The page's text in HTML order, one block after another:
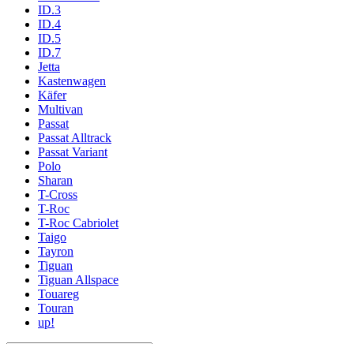
ID.3
ID.4
ID.5
ID.7
Jetta
Kastenwagen
Käfer
Multivan
Passat
Passat Alltrack
Passat Variant
Polo
Sharan
T-Cross
T-Roc
T-Roc Cabriolet
Taigo
Tayron
Tiguan
Tiguan Allspace
Touareg
Touran
up!